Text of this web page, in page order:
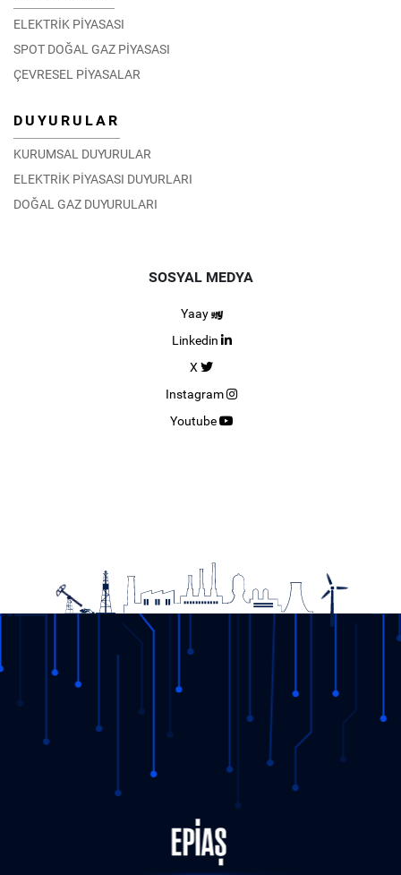
ELEKTRİK PİYASASI
SPOT DOĞAL GAZ PİYASASI
ÇEVRESEL PİYASALAR
DUYURULAR
KURUMSAL DUYURULAR
ELEKTRİK PİYASASI DUYURLARI
DOĞAL GAZ DUYURULARI
SOSYAL MEDYA
Yaay
Linkedin
X
Instagram
Youtube